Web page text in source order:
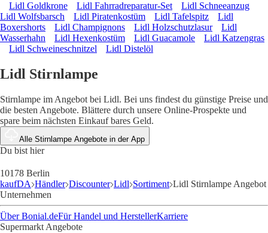
Lidl Goldkrone Lidl Fahrradreparatur-Set
Lidl Schneeanzug
Lidl Wolfsbarsch
Lidl Piratenkostüm Lidl Tafelspitz
Lidl
Boxershorts
Lidl Champignons Lidl Holzschutzlasur
Lidl
Wasserhahn
Lidl Hexenkostüm Lidl Guacamole
Lidl Katzengras
Lidl Schweineschnitzel
Lidl Distelöl
Lidl Stirnlampe
Stirnlampe im Angebot bei Lidl. Bei uns findest du günstige Preise und
die besten Angebote. Blättere durch unsere Online-Prospekte und
spare beim nächsten Einkauf bares Geld.
Alle Stirnlampe Angebote in der App
Du bist hier
10178 Berlin
kaufDA Händler Discounter Lidl Sortiment Lidl Stirnlampe Angebot
Unternehmen
Über Bonial.deFür Handel und HerstellerKarriere
Supermarkt Angebote